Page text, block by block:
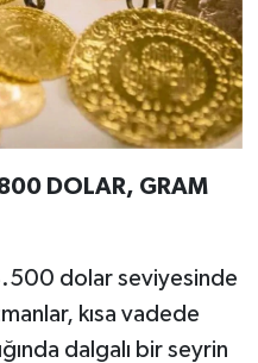
DOLAR, GRAM
dolar seviyesinde
kısa vadede
dalgalı bir seyrin